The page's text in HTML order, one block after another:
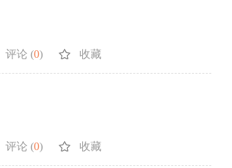
评论 (0) 收藏
评论 (0) 收藏